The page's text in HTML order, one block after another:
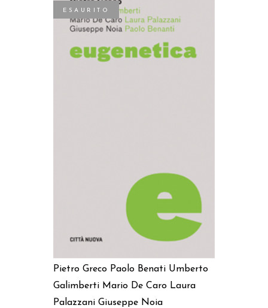
ESAURITO
Pietro Greco Paolo Benati Umberto
Galimberti Mario De Caro Laura
Palazzani Giuseppe Noia